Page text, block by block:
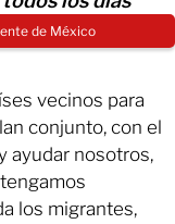
de México
vecinos para
conjunto, con el
ayudar nosotros,
los migrantes,